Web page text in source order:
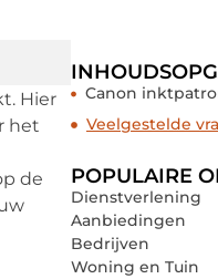
Hier
het
de
Veelgestelde
POPULAIRE
Dienstverlening
Aanbiedingen
Bedrijven
Woning en Tuin